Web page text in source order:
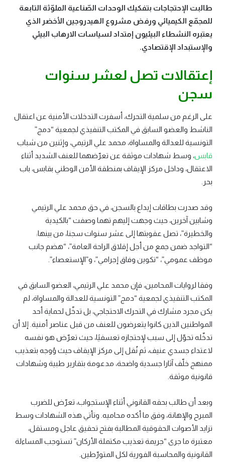
طالبت الإحتجاجات بتفكيك الوحدات الصّناعية الملوّثة التابعة
للمجمّع الكيميائي ورفض مشروع الهيدروجين الأخضر الذي
يعتبره النشطاء البيئيون إمتداد لسياسات الارهاب البيئي
والإستبداد الإقتصادي.
إعتقالات تصل لعشر سنوات
سجن
على الرغم من سلمية التحرك، أسفرت التدخلات الأمنية عن اعتقال
الناشط والعضو السابق في المكتب التنفيذي لجمعية “دمج”
التونسية للعدالة والمساواة، محمد علي الرتيمي، وإثنين من شباب
قابس، وسط شهادات موثقة عن تعرّضهما للعنف الشديد أثناء
الاعتقال، وداخل مركز الإيقاف بمنطقة الأمن الوطني بقابس، باب
بحر.
وقد صدرت بطاقات إيداع بالسجن، في حق محمد علي الرتيمي
وشابين آخرين، حيث وجهت إليهم تهما وصفت “بالكيدية
والخطيرة”، تصل عقوبتها إلى عشر سنوات سجنا، من بينها:
“التواجد ضمن جمع من أجل إقلاق الراحة العامة”، “هضم جانب
موظف عمومي”، “تكوين وفاق إجرامي”، و”الإستعصاء”.
وفقا لروايات المحامين، فإن محمد علي الرتيمي، العضو السابق في
المكتب التنفيذي لجمعية “دمج” التونسية للعدالة والمساواة، لم
يكن مجرد مشارك في التحرك الاحتجاجي، بل تدخّل لحماية أحد
المواطنين الذين كانوا يتعرضون للعنف من قبل عناصر أمنية. إلا أن
تدخّله تحوّل إلى سبب لإحتجازه تعسفيًا، حيث تعرّض هو نفسه
لاعتداء جسدي عنيف، ثم نُقل إلى مركز الإيقاف حيث وُوجه بتعذيب
ممنهج خلّف آثارا جسدية واضحة، مدعومة بتقارير طبية وشهادات
قانونية موثقة.
وبعد أن طالب بحقه القانوني أثناء الإستجواب، تعرّض للضرب
المبرح والإهانة، وفق ما أكده محاميه. وتأتي هذه الشهادات وسط
تزايد الأصوات الحقوقية المطالبة بفتح تحقيق عاجل ومستقل،
معتبرة ما جرى “جريمة تعذيب مكتملة الأركان” تستوجب المساءلة
القانونية والمحاسبة الفورية لكل المتورّطين.